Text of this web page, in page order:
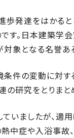
歩発達をはかる
す。日本建築学
象となる名誉あ
件の変動に対す
研究をとりまと
いましたが、適
中症や入浴事